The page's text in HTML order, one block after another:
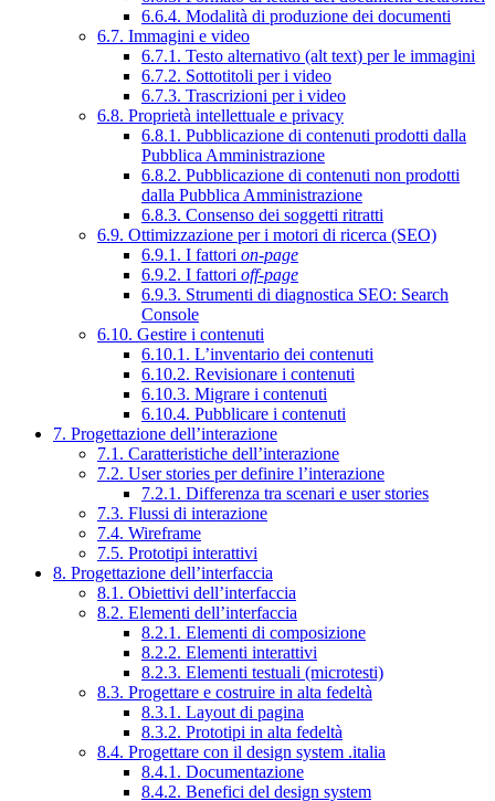
6.6.4. Modalità di produzione dei documenti
6.7. Immagini e video
6.7.1. Testo alternativo (alt text) per le immagini
6.7.2. Sottotitoli per i video
6.7.3. Trascrizioni per i video
6.8. Proprietà intellettuale e privacy
6.8.1. Pubblicazione di contenuti prodotti dalla
Pubblica Amministrazione
6.8.2. Pubblicazione di contenuti non prodotti
dalla Pubblica Amministrazione
6.8.3. Consenso dei soggetti ritratti
6.9. Ottimizzazione per i motori di ricerca (SEO)
6.9.1. I fattori on-page
6.9.2. I fattori off-page
6.9.3. Strumenti di diagnostica SEO: Search
Console
6.10. Gestire i contenuti
6.10.1. L’inventario dei contenuti
6.10.2. Revisionare i contenuti
6.10.3. Migrare i contenuti
6.10.4. Pubblicare i contenuti
7. Progettazione dell’interazione
7.1. Caratteristiche dell’interazione
7.2. User stories per definire l’interazione
7.2.1. Differenza tra scenari e user stories
7.3. Flussi di interazione
7.4. Wireframe
7.5. Prototipi interattivi
8. Progettazione dell’interfaccia
8.1. Obiettivi dell’interfaccia
8.2. Elementi dell’interfaccia
8.2.1. Elementi di composizione
8.2.2. Elementi interattivi
8.2.3. Elementi testuali (microtesti)
8.3. Progettare e costruire in alta fedeltà
8.3.1. Layout di pagina
8.3.2. Prototipi in alta fedeltà
8.4. Progettare con il design system .italia
8.4.1. Documentazione
8.4.2. Benefici del design system